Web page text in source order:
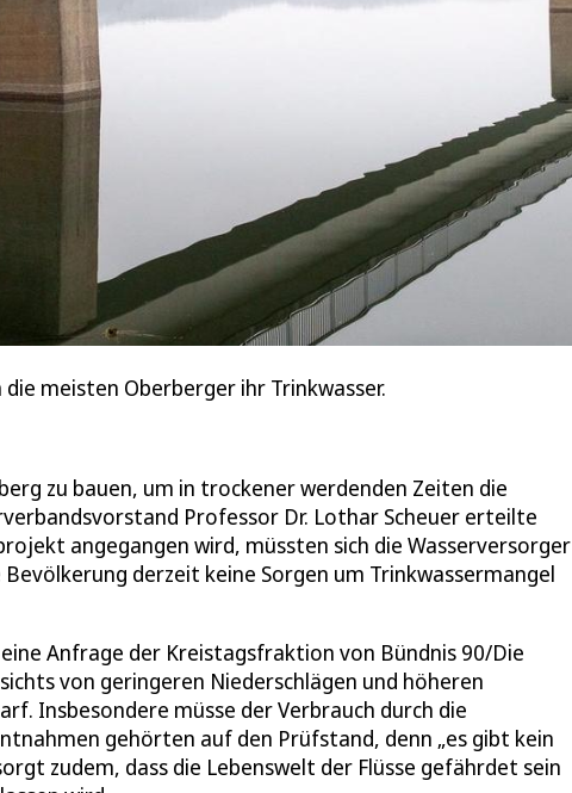
meisten Oberberger ihr Trinkwasser.
zu bauen, um in trockener werdenden Zeiten die
Professor Dr. Lothar Scheuer erteilte
angegangen wird, müssten sich die Wasserversorger
derzeit keine Sorgen um Trinkwassermangel
Anfrage der Kreistagsfraktion von Bündnis 90/Die
von geringeren Niederschlägen und höheren
Insbesondere müsse der Verbrauch durch die
gehörten auf den Prüfstand, denn „es gibt kein
zudem, dass die Lebenswelt der Flüsse gefährdet sein